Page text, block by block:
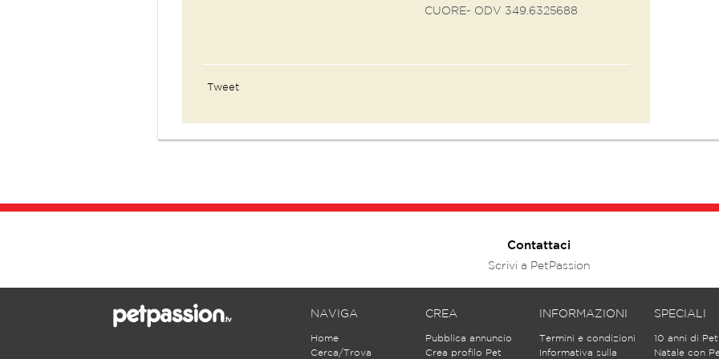
CUORE- ODV 349.6325688
Tweet
Contattaci
Scrivi a PetPassion
NAVIGA
Home
Cerca/Trova
CREA
Pubblica annuncio
Crea profilo Pet
INFORMAZIONI
Termini e condizioni
Informativa sulla
SPECIALI
10 anni di
Natale con